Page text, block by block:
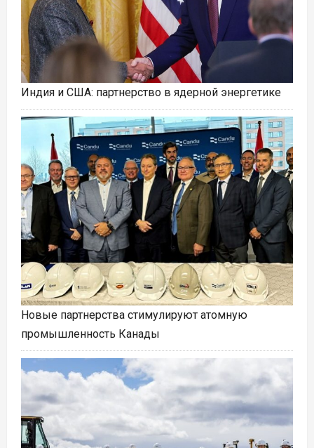
Индия и США: партнерство в ядерной энергетике
Новые партнерства стимулируют атомную
промышленность Канады